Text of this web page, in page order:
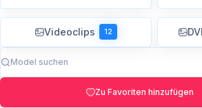
Videoclips 12
Zu Favoriten hinzufügen